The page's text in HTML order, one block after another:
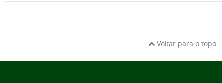
Voltar para o topo